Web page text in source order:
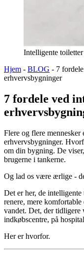
Intelligente
Hjem - BLOG - 7
erhvervsbygninger
7 fordele ved
Flere og flere mennesker
erhvervsbygninger.
om din bygning. De
brugerne i tankerne.
Og lad os være ærlige -
Det er her, de
renere, mere
vandet. Det, der tidligere
indkøbscentre, på
Her er hvorfor.